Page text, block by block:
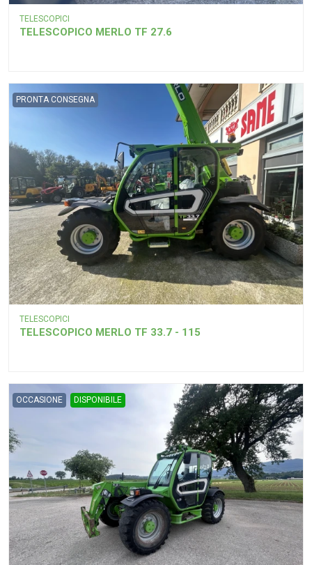
TELESCOPICI
TELESCOPICO MERLO TF 27.6
PRONTA CONSEGNA
TELESCOPICI
TELESCOPICO MERLO TF 33.7 - 115
OCCASIONE DISPONIBILE